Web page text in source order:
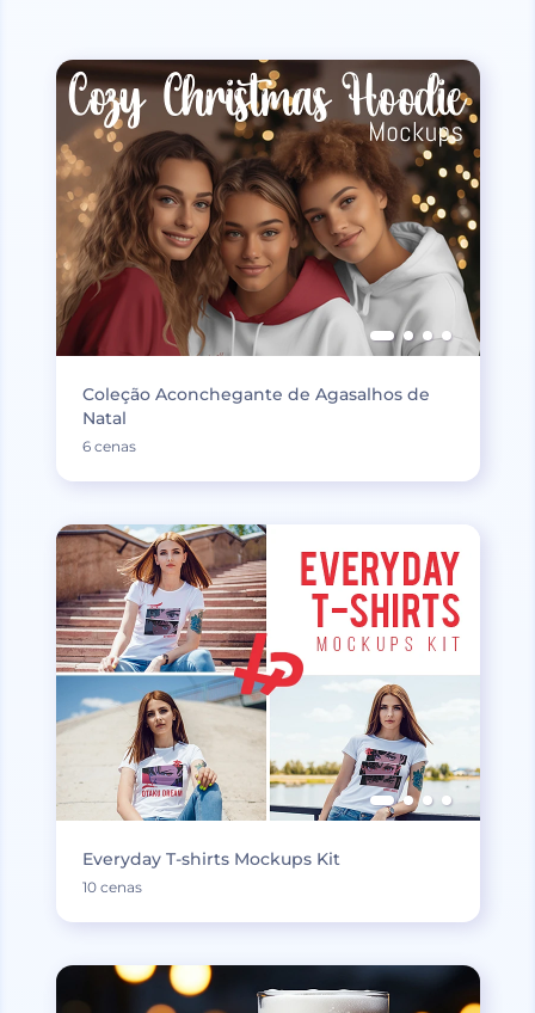
Coleção Aconchegante de Agasalhos de
Natal
6 cenas
Everyday T-shirts Mockups Kit
10 cenas